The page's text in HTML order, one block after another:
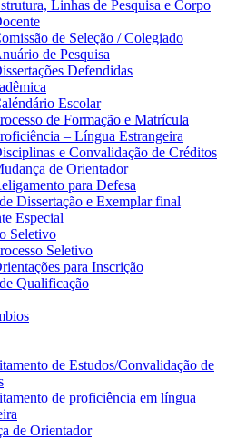
Linhas de Pesquisa e Corpo
de Seleção / Colegiado
de Pesquisa
Defendidas
Escolar
de Formação e Matrícula
– Língua Estrangeira
e Convalidação de Créditos
de Orientador
para Defesa
Dissertação e Exemplar final
Especial
Seletivo
Seletivo
para Inscrição
Qualificação
de Estudos/Convalidação de
de proficiência em língua
de Orientador